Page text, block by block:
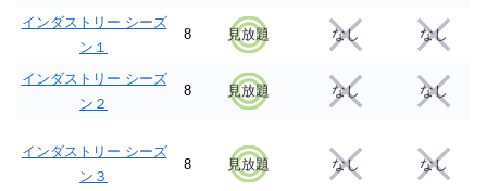
インダストリー シーズ
ン１
8 見放題 なし なし
インダストリー シーズ
ン２
8 見放題 なし なし
インダストリー シーズ
ン３
8 見放題 なし なし